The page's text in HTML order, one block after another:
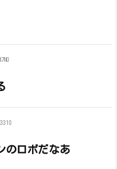
のロボだなあ